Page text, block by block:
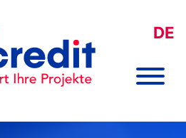
DE